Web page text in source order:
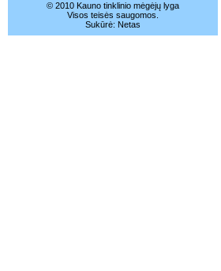
© 2010 Kauno tinklinio mėgėjų lyga
Visos teisės saugomos.
Sukūrė: Netas